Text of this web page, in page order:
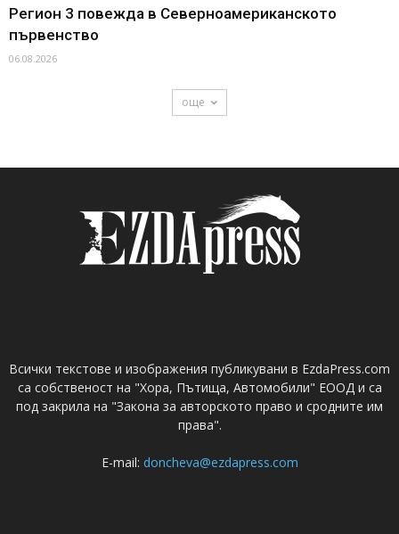
Регион 3 повежда в Северноамериканското
първенство
06.08.2026
още
Всички текстове и изображения публикувани в EzdaPress.com
са собственост на "Хора, Пътища, Автомобили" ЕООД и са
под закрила на "Закона за авторското право и сродните им
права".
E-mail: doncheva@ezdapress.com